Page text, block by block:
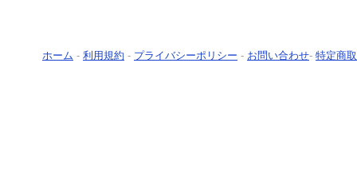
ホーム - 利用規約 - プライバシーポリシー - お問い合わせ- 特定商